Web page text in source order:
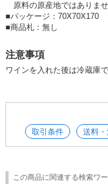
原料の原産地ではありませ
■パッケージ：70X70X170
■商品札：無し
注意事項
ワインを入れた後は冷蔵庫
取引条件 送料
この商品に関連する検索ワ